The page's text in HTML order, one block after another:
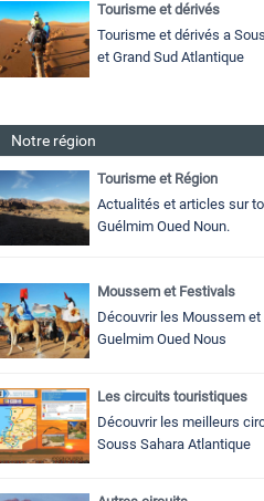
Tourisme et dérivés
Tourisme et dérivés a
et Grand Sud Atlantique
Notre région
Tourisme et Région
Actualités et articles sur
Guélmim Oued Noun.
Moussem et Festivals
Découvrir les Moussem
Guelmim Oued Nous
Les circuits touristiques
Découvrir les meilleurs
Souss Sahara Atlantique